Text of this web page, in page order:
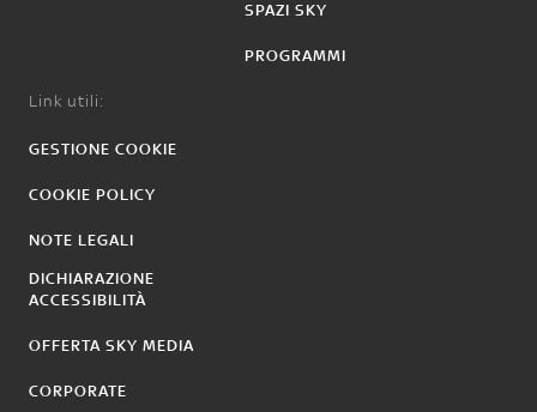
SPAZI SKY
PROGRAMMI
Link utili:
GESTIONE COOKIE
COOKIE POLICY
NOTE LEGALI
DICHIARAZIONE
ACCESSIBILITÀ
OFFERTA SKY MEDIA
CORPORATE